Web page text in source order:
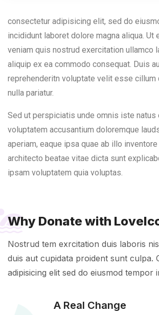
consectetur adipisicing elit, sed do
incididunt laboret dolore magna aliqua. Ut
veniam quis nostrud exercitation ullamco
aliquip ex ea commodo consequat. Duis
reprehenderitn voluptate velit esse cillum
nulla pariatur.
Sed ut perspiciatis unde omnis iste natus
voluptatem accusantium doloremque
aperiam, eaque ipsa quae ab illo
architecto beatae vitae dicta sunt
ipsam voluptatem quia voluptas.
Why Donate with
Nostrud tem exrcitation duis laboris
duis aut cupidata proident sunt culpa.
adipisicing elit sed do eiusmod tempor
A Real Change